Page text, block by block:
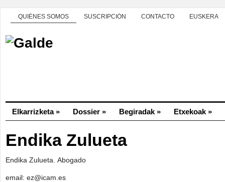
QUIÉNES SOMOS SUSCRIPCIÓN CONTACTO EUSKERA
Elkarrizketa» Dossier » Begiradak » Etxekoak »
Endika Zulueta
Endika Zulueta. Abogado
email: ez@icam.es